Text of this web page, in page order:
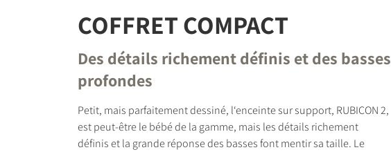
COFFRET COMPACT
Des détails richement définis et des basses
profondes
Petit, mais parfaitement dessiné, l‘enceinte sur support, RUBICON 2,
est peut-être le bébé de la gamme, mais les détails richement
définis et la grande réponse des basses font mentir sa taille. Le